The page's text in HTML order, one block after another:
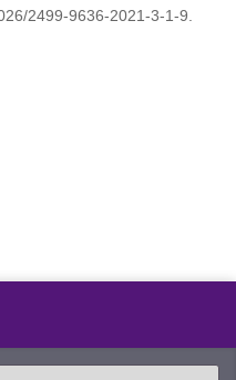
2499-9636-2021-3-1-9.